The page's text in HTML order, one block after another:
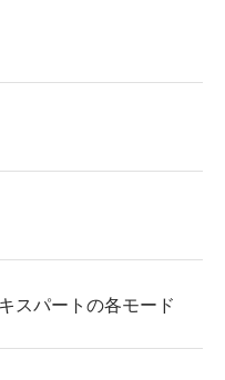
スパートの各モード